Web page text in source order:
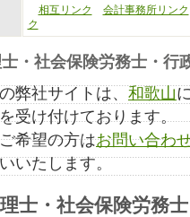
相互リンク
会計事務所リンク
ク
・社会保険労務士・行
の弊社サイトは、 和歌山
受け付けております。
希望の方はお問い合わ
いたします。
士・社会保険労務